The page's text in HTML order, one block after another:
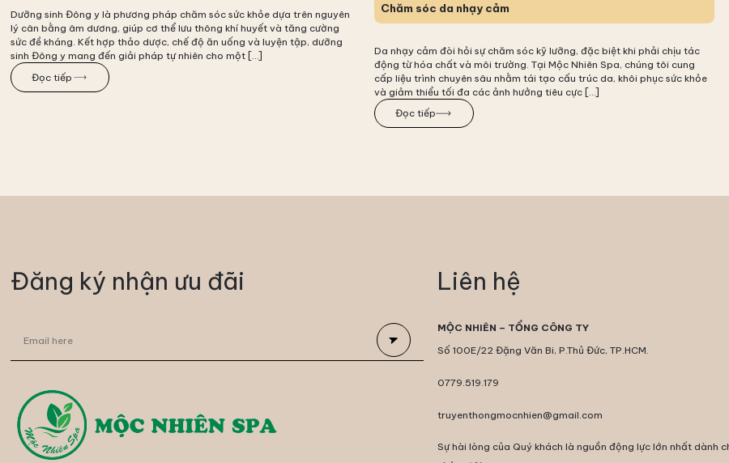
Dưỡng sinh Đông y là phương pháp chăm sóc sức khỏe dựa trên nguyên
lý cân bằng âm dương, giúp cơ thể lưu thông khí huyết và tăng cường
sức đề kháng. Kết hợp thảo dược, chế độ ăn uống và luyện tập, dưỡng
sinh Đông y mang đến giải pháp tự nhiên cho một […]
Đọc tiếp
Chăm sóc da nhạy cảm
Da nhạy cảm đòi hỏi sự chăm sóc kỹ lưỡng, đặc biệt khi phải chịu tác
động từ hóa chất và môi trường. Tại Mộc Nhiên Spa, chúng tôi cung
cấp liệu trình chuyên sâu nhằm tái tạo cấu trúc da, khôi phục sức khỏe
và giảm thiểu tối đa các ảnh hưởng tiêu cực […]
Đọc tiếp
Đăng ký nhận ưu đãi Liên hệ
MỘC NHIÊN – TỔNG CÔNG TY
Số 100E/22 Đặng Văn Bi, P.Thủ Đức, TP.HCM.
0779.519.179
truyenthongmocnhien@gmail.com
Sự hài lòng của Quý khách là nguồn động lực lớn nhất dành